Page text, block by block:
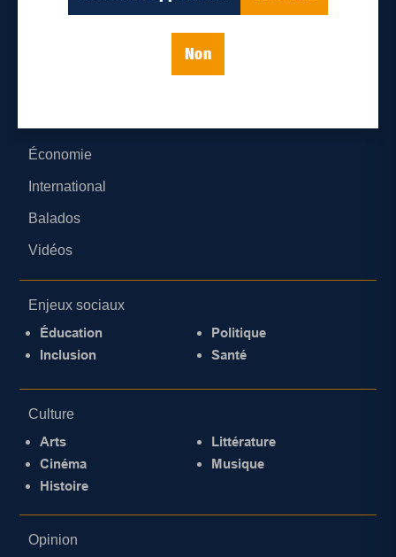
Non
Économie
International
Balados
Vidéos
Enjeux sociaux
Éducation
Inclusion
Politique
Santé
Culture
Arts
Cinéma
Histoire
Littérature
Musique
Opinion